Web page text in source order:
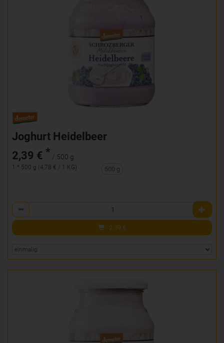
Joghurt Heidelbeer
2,39 € * / 500 g
1 * 500 g (4,78 € / 1 KG) 500 g
Anzahl
2,39 €